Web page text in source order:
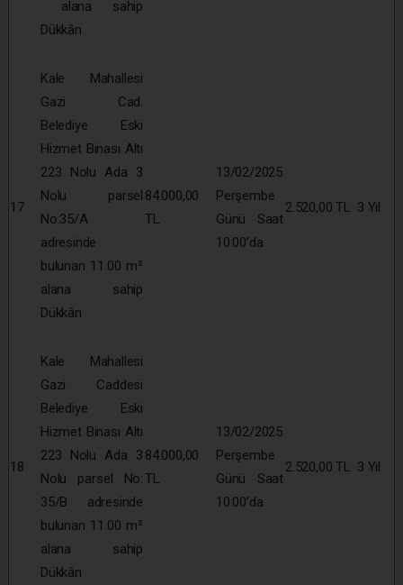
alana sahip
Dükkân
17
Kale Mahallesi
Gazi Cad.
Belediye Eski
Hizmet Binası Altı
223 Nolu Ada 3
Nolu parsel
No:35/A
adresinde
bulunan 11.00 m²
alana sahip
Dükkân
84.000,00
TL
13/02/2025
Perşembe
Günü Saat
10:00’da
2.520,00 TL 3 Yıl
18
Kale Mahallesi
Gazi Caddesi
Belediye Eski
Hizmet Binası Altı
223 Nolu Ada 3
Nolu parsel No:
35/B adresinde
bulunan 11.00 m²
alana sahip
Dükkân
84.000,00
TL
13/02/2025
Perşembe
Günü Saat
10:00’da
2.520,00 TL 3 Yıl